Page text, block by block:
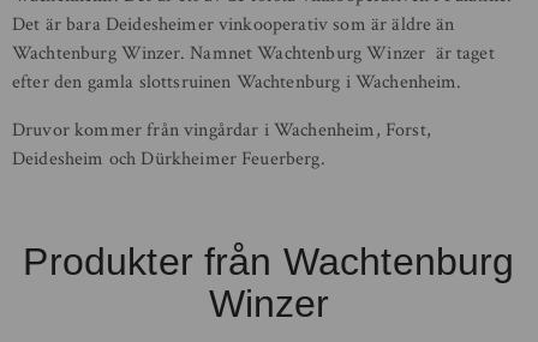
Det är bara Deidesheimer vinkooperativ som är äldre än
Wachtenburg Winzer. Namnet Wachtenburg Winzer är taget
efter den gamla slottsruinen Wachtenburg i Wachenheim.
Druvor kommer från vingårdar i Wachenheim, Forst,
Deidesheim och Dürkheimer Feuerberg.
Produkter från Wachtenburg
Winzer